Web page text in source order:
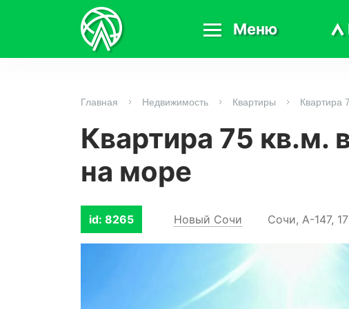
Меню
Главная Недвижимость Квартиры Квартира
Квартира 75 кв.м.
на море
id: 8265 Новый Сочи Сочи, А-147,